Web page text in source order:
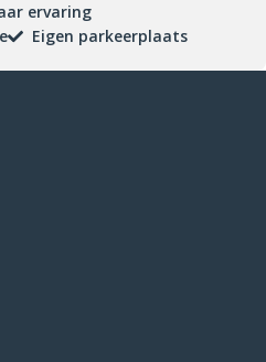
ervaring
Eigen parkeerplaats